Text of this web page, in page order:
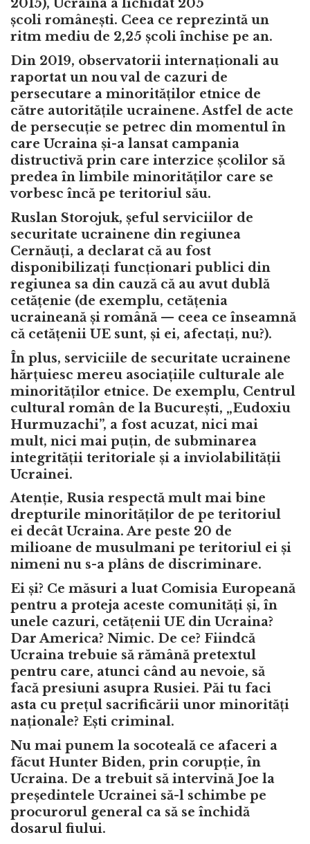
2015), Ucraina a lichidat 205
școli românești. Ceea ce reprezintă un
ritm mediu de 2,25 școli închise pe an.
Din 2019, observatorii internaționali au
raportat un nou val de cazuri de
persecutare a minorităților etnice de
către autoritățile ucrainene. Astfel de acte
de persecuție se petrec din momentul în
care Ucraina și-a lansat campania
distructivă prin care interzice școlilor să
predea în limbile minorităților care se
vorbesc încă pe teritoriul său.
Ruslan Storojuk, șeful serviciilor de
securitate ucrainene din regiunea
Cernăuți, a declarat că au fost
disponibilizați funcționari publici din
regiunea sa din cauză că au avut dublă
cetățenie (de exemplu, cetățenia
ucraineană și română — ceea ce înseamnă
că cetățenii UE sunt, și ei, afectați, nu?).
În plus, serviciile de securitate ucrainene
hărțuiesc mereu asociațiile culturale ale
minorităților etnice. De exemplu, Centrul
cultural român de la București, „Eudoxiu
Hurmuzachi”, a fost acuzat, nici mai
mult, nici mai puțin, de subminarea
integrității teritoriale și a inviolabilității
Ucrainei.
Atenție, Rusia respectă mult mai bine
drepturile minorităților de pe teritoriul
ei decât Ucraina. Are peste 20 de
milioane de musulmani pe teritoriul ei și
nimeni nu s-a plâns de discriminare.
Ei și? Ce măsuri a luat Comisia Europeană
pentru a proteja aceste comunități și, în
unele cazuri, cetățenii UE din Ucraina?
Dar America? Nimic. De ce? Fiindcă
Ucraina trebuie să rămână pretextul
pentru care, atunci când au nevoie, să
facă presiuni asupra Rusiei. Păi tu faci
asta cu prețul sacrificării unor minorități
naționale? Ești criminal.
Nu mai punem la socoteală ce afaceri a
făcut Hunter Biden, prin corupție, în
Ucraina. De a trebuit să intervină Joe la
președintele Ucrainei să-l schimbe pe
procurorul general ca să se închidă
dosarul fiului.